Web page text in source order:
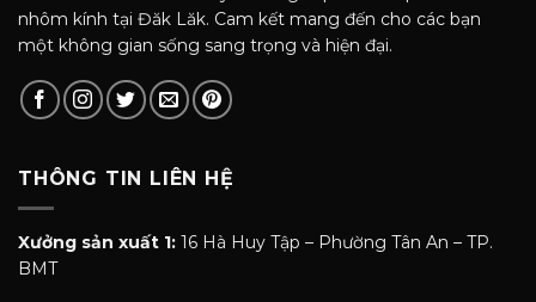
nhôm kính tại Đăk Lăk. Cam kết mang đến cho các bạn
một không gian sống sang trọng và hiện đại.
THÔNG TIN LIÊN HỆ
Xưởng sản xuất 1: 16 Hà Huy Tập – Phường Tân An – TP.
BMT